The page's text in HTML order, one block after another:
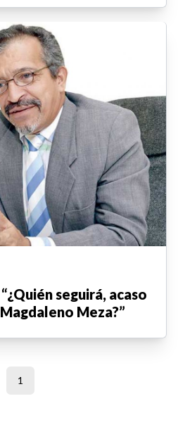
seguirá, acaso
Meza?”
1